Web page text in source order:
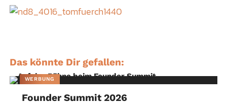
Das könnte Dir gefallen:
WERBUNG
Founder Summit 2026